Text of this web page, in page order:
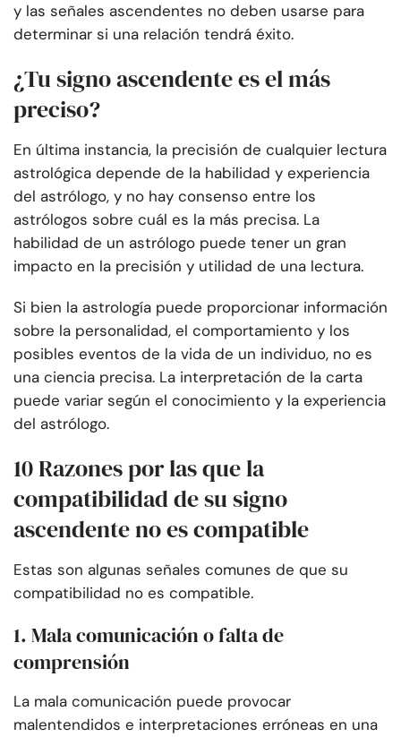
y las señales ascendentes no deben usarse para
determinar si una relación tendrá éxito.
¿Tu signo ascendente es el más
preciso?
En última instancia, la precisión de cualquier lectura
astrológica depende de la habilidad y experiencia
del astrólogo, y no hay consenso entre los
astrólogos sobre cuál es la más precisa. La
habilidad de un astrólogo puede tener un gran
impacto en la precisión y utilidad de una lectura.
Si bien la astrología puede proporcionar información
sobre la personalidad, el comportamiento y los
posibles eventos de la vida de un individuo, no es
una ciencia precisa. La interpretación de la carta
puede variar según el conocimiento y la experiencia
del astrólogo.
10 Razones por las que la
compatibilidad de su signo
ascendente no es compatible
Estas son algunas señales comunes de que su
compatibilidad no es compatible.
1. Mala comunicación o falta de
comprensión
La mala comunicación puede provocar
malentendidos e interpretaciones erróneas en una